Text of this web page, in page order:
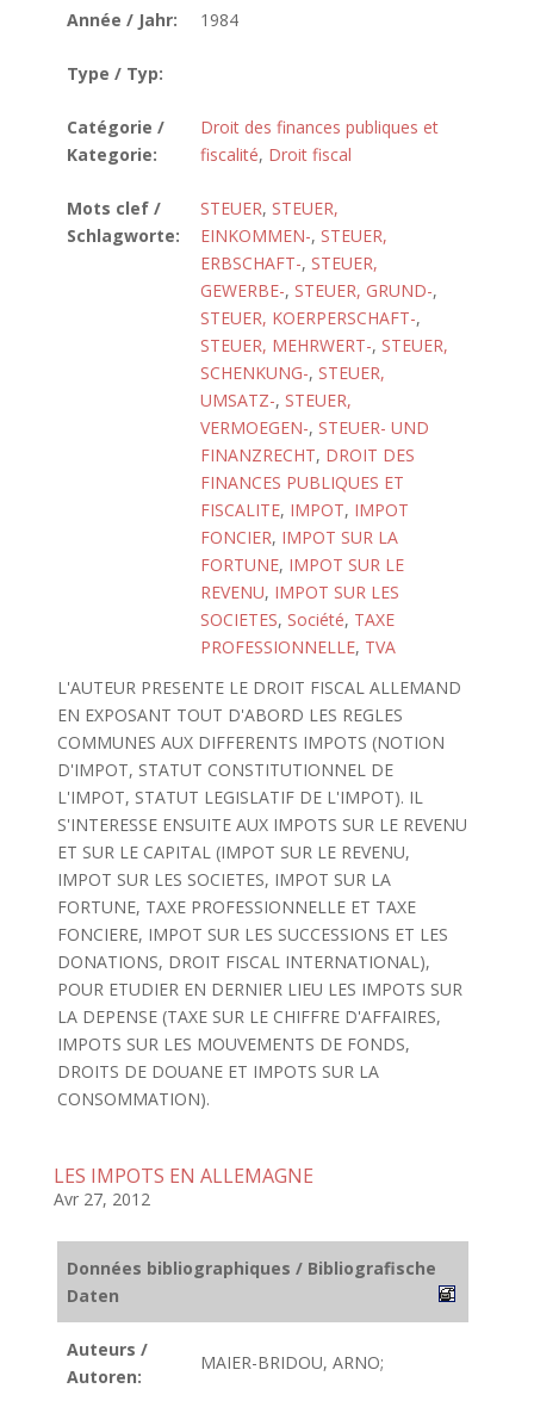
Année / Jahr: 1984
Type / Typ:
Catégorie /
Kategorie:
Droit des finances publiques et
fiscalité, Droit fiscal
Mots clef /
Schlagworte:
STEUER, STEUER,
EINKOMMEN-, STEUER,
ERBSCHAFT-, STEUER,
GEWERBE-, STEUER, GRUND-,
STEUER, KOERPERSCHAFT-,
STEUER, MEHRWERT-, STEUER,
SCHENKUNG-, STEUER,
UMSATZ-, STEUER,
VERMOEGEN-, STEUER- UND
FINANZRECHT, DROIT DES
FINANCES PUBLIQUES ET
FISCALITE, IMPOT, IMPOT
FONCIER, IMPOT SUR LA
FORTUNE, IMPOT SUR LE
REVENU, IMPOT SUR LES
SOCIETES, Société, TAXE
PROFESSIONNELLE, TVA
L'AUTEUR PRESENTE LE DROIT FISCAL ALLEMAND
EN EXPOSANT TOUT D'ABORD LES REGLES
COMMUNES AUX DIFFERENTS IMPOTS (NOTION
D'IMPOT, STATUT CONSTITUTIONNEL DE
L'IMPOT, STATUT LEGISLATIF DE L'IMPOT). IL
S'INTERESSE ENSUITE AUX IMPOTS SUR LE REVENU
ET SUR LE CAPITAL (IMPOT SUR LE REVENU,
IMPOT SUR LES SOCIETES, IMPOT SUR LA
FORTUNE, TAXE PROFESSIONNELLE ET TAXE
FONCIERE, IMPOT SUR LES SUCCESSIONS ET LES
DONATIONS, DROIT FISCAL INTERNATIONAL),
POUR ETUDIER EN DERNIER LIEU LES IMPOTS SUR
LA DEPENSE (TAXE SUR LE CHIFFRE D'AFFAIRES,
IMPOTS SUR LES MOUVEMENTS DE FONDS,
DROITS DE DOUANE ET IMPOTS SUR LA
CONSOMMATION).
LES IMPOTS EN ALLEMAGNE
Avr 27, 2012
Données bibliographiques / Bibliografische
Daten
Auteurs /
Autoren:
MAIER-BRIDOU, ARNO;